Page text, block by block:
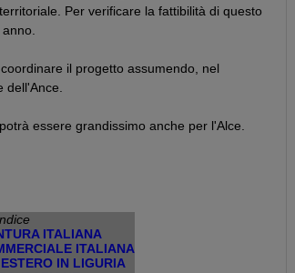
Per verificare la fattibilità di questo
il progetto assumendo, nel
essere grandissimo anche per l'Alce.
ITALIANA
ITALIANA
IN LIGURIA